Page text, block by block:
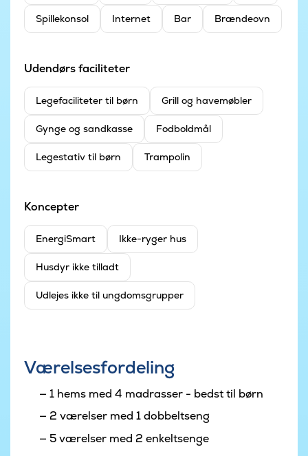
Spillekonsol Internet Bar Brændeovn
Udendørs faciliteter
Legefaciliteter til børn Grill og havemøbler
Gynge og sandkasse Fodboldmål
Legestativ til børn Trampolin
Koncepter
EnergiSmart Ikke-ryger hus
Husdyr ikke tilladt
Udlejes ikke til ungdomsgrupper
Værelsesfordeling
1 hems med 4 madrasser - bedst til børn
2 værelser med 1 dobbeltseng
5 værelser med 2 enkeltsenge